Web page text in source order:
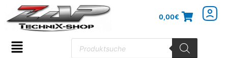
Inhalt
springen
0,00€
Flyout
Products
search